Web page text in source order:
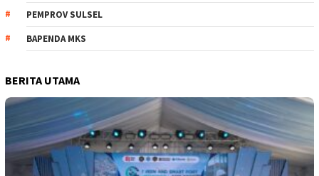
PEMPROV SULSEL
BAPENDA MKS
BERITA UTAMA